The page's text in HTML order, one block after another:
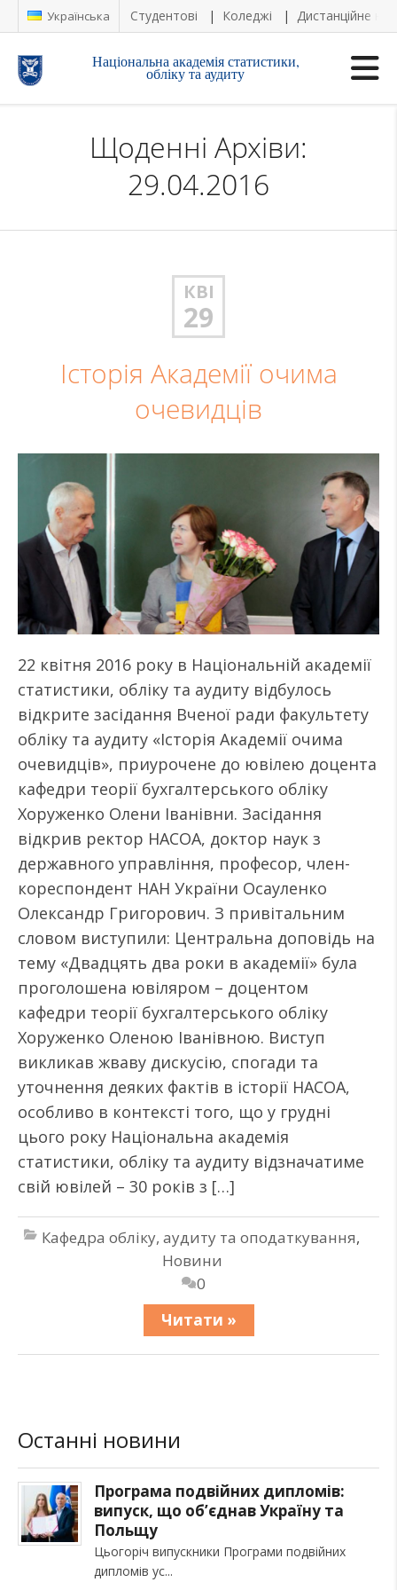
Українська Студентові Коледжі Дистанційне
Національна академія статистики,
обліку та аудиту
Щоденні Архіви:
29.04.2016
КВІ
29
Історія Академії очима
очевидців
22 квітня 2016 року в Національній академії
статистики, обліку та аудиту відбулось
відкрите засідання Вченої ради факультету
обліку та аудиту «Історія Академії очима
очевидців», приурочене до ювілею доцента
кафедри теорії бухгалтерського обліку
Хоруженко Олени Іванівни. Засідання
відкрив ректор НАСОА, доктор наук з
державного управління, професор, член-
кореспондент НАН України Осауленко
Олександр Григорович. З привітальним
словом виступили: Центральна доповідь на
тему «Двадцять два роки в академії» була
проголошена ювіляром – доцентом
кафедри теорії бухгалтерського обліку
Хоруженко Оленою Іванівною. Виступ
викликав жваву дискусію, спогади та
уточнення деяких фактів в історії НАСОА,
особливо в контексті того, що у грудні
цього року Національна академія
статистики, обліку та аудиту відзначатиме
свій ювілей – 30 років з […]
Кафедра обліку, аудиту та оподаткування,
Новини
0
Читати »
Останні новини
Програма подвійних дипломів:
випуск, що об’єднав Україну та
Польщу
Цьогоріч випускники Програми подвійних
дипломів ус